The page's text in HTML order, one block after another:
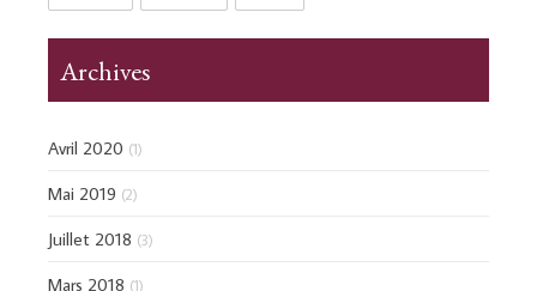
Archives
Avril 2020 (1)
Mai 2019 (2)
Juillet 2018 (3)
Mars 2018 (1)